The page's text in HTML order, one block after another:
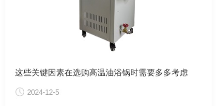
这些关键因素在选购高温油浴锅时需要多多考虑
2024-12-5